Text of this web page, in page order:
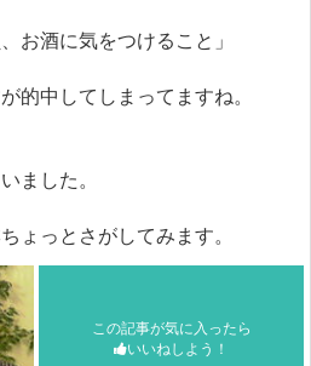
お酒に気をつけること」
的中してしまってますね。
ました。
ょっとさがしてみます。
この記事が気に入ったら
いいねしよう！